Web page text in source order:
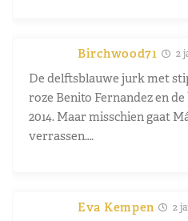
Birchwood71 2
De delftsblauwe jurk met
roze Benito Fernandez en
2014. Maar misschien gaat
verrassen….
Eva Kempen 2